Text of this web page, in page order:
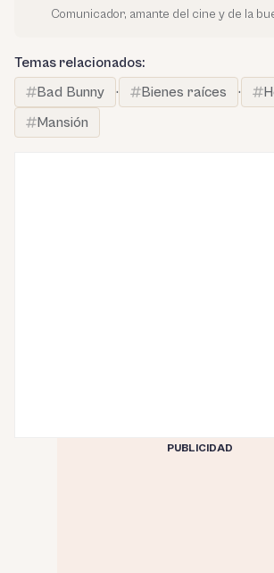
Comunicador, amante del cine y de la
Temas relacionados:
Bad Bunny
· Bienes raíces ·
Mansión
PUBLICIDAD